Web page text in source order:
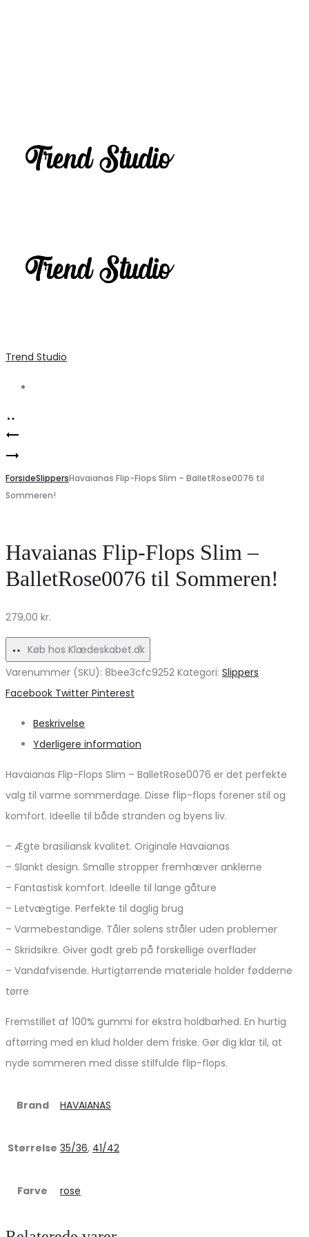
Trend Studio
Product
navigation
Chateau
dame
MdcMaris
25216/A
–
Havaianas
Unisex
Slippers
Lilla
Tilbud!
ForsideSlippersHavaianas Flip-Flops Slim – BalletRose0076 til
Sommeren!
Havaianas Flip-Flops Slim –
BalletRose0076 til Sommeren!
279,00 kr.
Køb hos Klædeskabet.dk
Varenummer (SKU): 8bee3cfc9252 Kategori: Slippers
Share
Facebook Twitter Pinterest
Beskrivelse
Yderligere information
Havaianas Flip-Flops Slim – BalletRose0076 er det perfekte
valg til varme sommerdage. Disse flip-flops forener stil og
komfort. Ideelle til både stranden og byens liv.
– Ægte brasiliansk kvalitet. Originale Havaianas
– Slankt design. Smalle stropper fremhæver anklerne
– Fantastisk komfort. Ideelle til lange gåture
– Letvægtige. Perfekte til daglig brug
– Varmebestandige. Tåler solens stråler uden problemer
– Skridsikre. Giver godt greb på forskellige overflader
– Vandafvisende. Hurtigtørrende materiale holder fødderne
tørre
Fremstillet af 100% gummi for ekstra holdbarhed. En hurtig
aftørring med en klud holder dem friske. Gør dig klar til, at
nyde sommeren med disse stilfulde flip-flops.
Brand HAVAIANAS
Størrelse 35/36, 41/42
Farve rose